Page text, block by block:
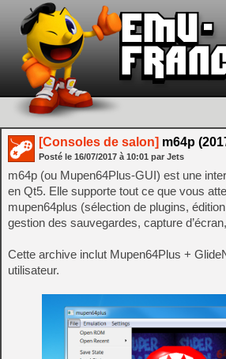
[Consoles de salon] m64p
Posté le 16/07/2017 à 10:01 par Jets
m64p (ou Mupen64Plus-GUI) est une
en Qt5. Elle supporte tout ce que vous
mupen64plus (sélection de plugins,
gestion des sauvegardes, capture
Cette archive inclut Mupen64Plus +
utilisateur.